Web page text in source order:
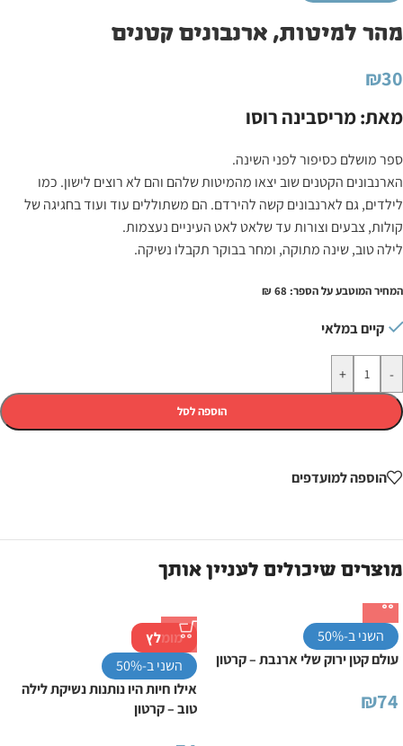
מהר למיטות, ארנבונים קטנים
₪30
מאת: מריסבינה רוסו
ספר מושלם כסיפור לפני השינה.
הארנבונים הקטנים שוב יצאו מהמיטות שלהם והם לא רוצים לישון. כמו
לילדים, גם לארנבונים קשה להירדם. הם משתוללים עוד ועוד בחגיגה של
קולות, צבעים וצורות עד שלאט לאט העיניים נעצמות.
לילה טוב, שינה מתוקה, ומחר בבוקר תקבלו נשיקה.
המחיר המוטבע על הספר: 68 ₪
קיים במלאי
-
+
הוספה לסל
הוספה למועדפים
מוצרים שיכולים לעניין אותך
השני ב-50%
עולם קטן ירוק שלי ארנבת – קרטון
₪74
מומלץ
השני ב-50%
אילו חיות היו נותנות נשיקת לילה
טוב – קרטון